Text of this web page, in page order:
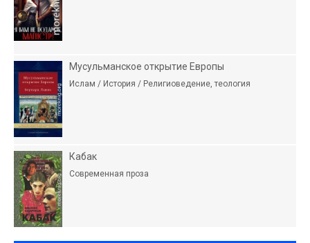
Мусульманское открытие Европы
Ислам / История / Религиоведение, теология
Кабак
Современная проза